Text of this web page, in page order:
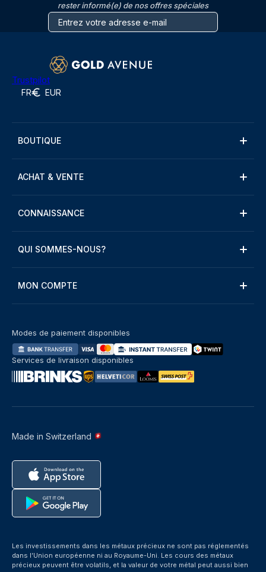
rester informé(e) de nos offres spéciales
Trustpilot
FR EUR
BOUTIQUE
ACHAT & VENTE
CONNAISSANCE
QUI SOMMES-NOUS?
MON COMPTE
Made in Switzerland
Modes de paiement disponibles
Services de livraison disponibles
Les investissements dans les métaux précieux ne sont pas réglementés
dans l’Union européenne ni au Royaume-Uni. Les cours des métaux
précieux peuvent être volatils, et la valeur de votre métal peut aussi bien